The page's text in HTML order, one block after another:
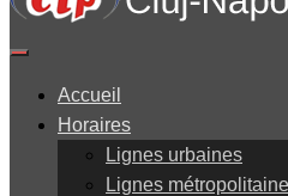
Accueil
Horaires
Lignes urbaines
Lignes